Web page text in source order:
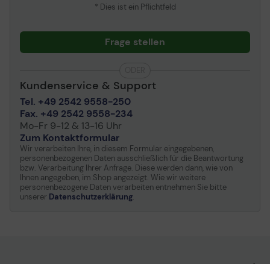
* Dies ist ein Pflichtfeld
Frage stellen
Kundenservice & Support
Tel. +49 2542 9558-250
Fax. +49 2542 9558-234
Mo-Fr 9-12 & 13-16 Uhr
Zum Kontaktformular
Wir verarbeiten Ihre, in diesem Formular eingegebenen,
personenbezogenen Daten ausschließlich für die Beantwortung
bzw. Verarbeitung Ihrer Anfrage. Diese werden dann, wie von
Ihnen angegeben, im Shop angezeigt. Wie wir weitere
personenbezogene Daten verarbeiten entnehmen Sie bitte
unserer Datenschutzerklärung.